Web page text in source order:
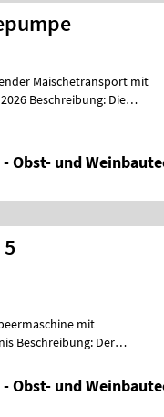
Maischetransport mit
Obst- und
mit
Obst- und